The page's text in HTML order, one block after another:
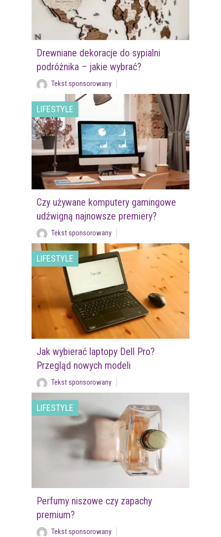
Drewniane dekoracje do sypialni
podróżnika – jakie wybrać?
Tekst sponsorowany
LIFESTYLE
Czy używane komputery gamingowe
udźwigną najnowsze premiery?
Tekst sponsorowany
LIFESTYLE
Jak wybierać laptopy Dell Pro?
Przegląd nowych modeli
Tekst sponsorowany
LIFESTYLE
Perfumy niszowe czy zapachy
premium?
Tekst sponsorowany